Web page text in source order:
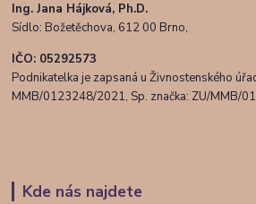
Ing. Jana Hájková, Ph.D.
Sídlo: Božetěchova, 612 00 Brno,
IČO: 05292573
Podnikatelka je zapsaná u Živnostenského
MMB/0123248/2021, Sp. značka: ZU/MMB/
Kde nás najdete